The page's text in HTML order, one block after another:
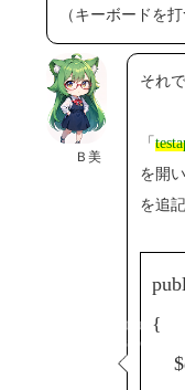
Copyright© 2023-2026
Friction River Software
All Rights Reserved.
（キーボードを
Ｂ美
それ
「
を開
を追
{